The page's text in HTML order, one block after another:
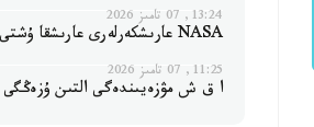
13:24, 07 تامىز 2026
NASA عارىشكەرلەرى عارىشقا ۇشتى
11:25, 07 تامىز 2026
ا ق ش مۋزەيىندەگى التىن ۇزەڭگى